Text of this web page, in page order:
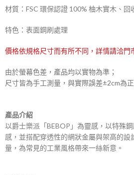
材質：FSC 環保認證 100% 柚木實木、回
特色：表面鋼刷處理
價格依規格尺寸而有所不同，詳情請洽門
由於螢幕色差，產品均以實物為準；
尺寸皆為手工測量，與實際誤差±2cm為
產品介紹
以爵士樂派「BEBOP」為靈感，以特殊
感，並搭配穿透性的網狀金屬與架高的設
量，為常見的工業風格帶來一絲新意。